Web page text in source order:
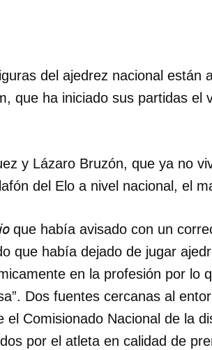
del ajedrez nacional están
que ha iniciado sus partidas el
y Lázaro Bruzón, que ya no
del Elo a nivel nacional, el
que había avisado con un
que había dejado de jugar
en la profesión por lo
Dos fuentes cercanas al
Comisionado Nacional de la
por el atleta en calidad de